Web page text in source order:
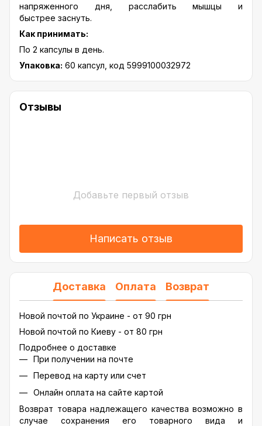
напряженного дня, расслабить мышцы и
быстрее заснуть.
Как принимать:
По 2 капсулы в день.
Упаковка: 60 капсул, код 5999100032972
Отзывы
Добавьте первый отзыв
Написать отзыв
Доставка Оплата Возврат
Новой почтой по Украине - от 90 грн
Новой почтой по Киеву - от 80 грн
Подробнее о доставке
При получении на почте
Перевод на карту или счет
Онлайн оплата на сайте картой
Возврат товара надлежащего качества возможно в
случае сохранения его товарного вида и